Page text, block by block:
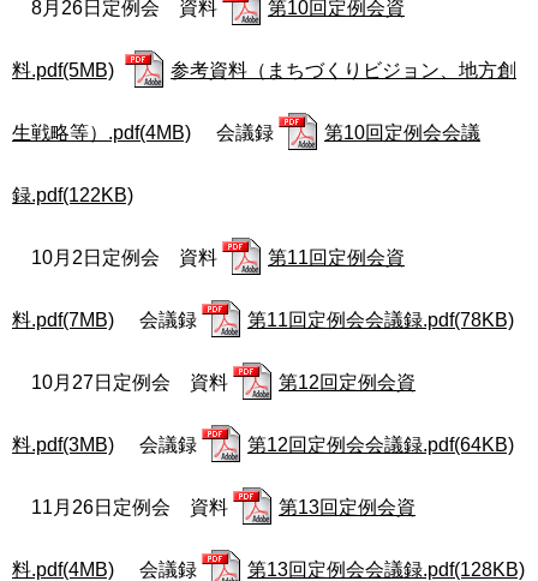
8月26日定例会 資料 第10回定例会資
料.pdf(5MB) 参考資料（まちづくりビジョン、地方創
生戦略等）.pdf(4MB) 会議録 第10回定例会会議
録.pdf(122KB)
10月2日定例会 資料 第11回定例会資
料.pdf(7MB) 会議録 第11回定例会会議録.pdf(78KB)
10月27日定例会 資料 第12回定例会資
料.pdf(3MB) 会議録 第12回定例会会議録.pdf(64KB)
11月26日定例会 資料 第13回定例会資
料.pdf(4MB) 会議録 第13回定例会会議録.pdf(128KB)